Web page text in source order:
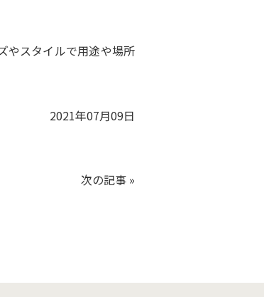
やスタイルで用途や場所
2021年07月09日
次の記事 »